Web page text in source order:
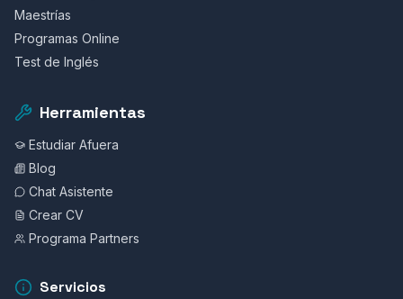
Maestrías
Programas Online
Test de Inglés
Herramientas
Estudiar Afuera
Blog
Chat Asistente
Crear CV
Programa Partners
Servicios